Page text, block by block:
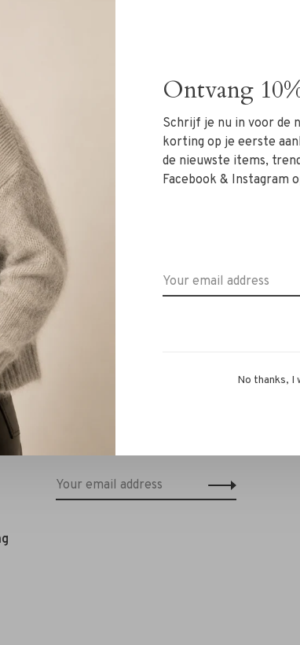
No products
Ontvang
Schrijf je nu in voor de
korting op je eerste
de nieuwste items,
Facebook & Instagram
No thanks, I